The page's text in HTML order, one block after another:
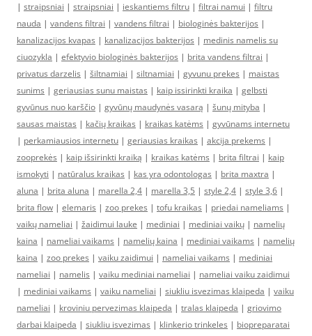
| straipsniai | straipsniai | ieskantiems filtru | filtrai namui | filtru
nauda | vandens filtrai | vandens filtrai | biologinės bakterijos |
kanalizacijos kvapas | kanalizacijos bakterijos | medinis namelis su
ciuozykla | efektyvio biologinės bakterijos | brita vandens filtrai |
privatus darzelis | šiltnamiai | siltnamiai | gyvunu prekes | maistas
sunims | geriausias sunu maistas | kaip issirinkti kraika | gelbsti
gyvūnus nuo karščio | gyvūnų maudynės vasarą | šunų mityba |
sausas maistas | kačių kraikas | kraikas katėms | gyvūnams internetu
| perkamiausios internetu | geriausias kraikas | akcija prekems |
zooprekės | kaip išsirinkti kraiką | kraikas katėms | brita filtrai | kaip
ismokyti | natūralus kraikas | kas yra odontologas | brita maxtra |
aluna | brita aluna | marella 2,4 | marella 3,5 | style 2,4 | style 3,6 |
brita flow | elemaris | zoo prekes | tofu kraikas | priedai nameliams |
vaikų nameliai | žaidimui lauke | mediniai | mediniai vaikų | namelių
kaina | nameliai vaikams | namelių kaina | mediniai vaikams | namelių
kaina | zoo prekes | vaiku zaidimui | nameliai vaikams | mediniai
nameliai | namelis | vaiku mediniai nameliai | nameliai vaiku zaidimui
| mediniai vaikams | vaiku nameliai | siukliu isvezimas klaipeda | vaiku
nameliai | kroviniu pervezimas klaipeda | tralas klaipeda | griovimo
darbai klaipeda | siukliu isvezimas | klinkerio trinkeles | biopreparatai